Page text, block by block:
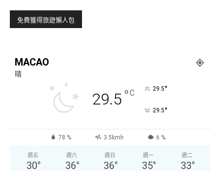
MACAO
晴
29.5 °C 29.5°
29.5°
78 % 3.5kmh 6 %
週五
30°
週六
36°
週日
36°
週一
35°
週二
33°